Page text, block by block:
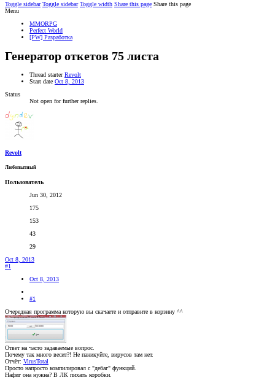
Toggle sidebar Toggle sidebar Toggle width Share this page Share this page
Menu
MMORPG
Perfect World
[PW] Разработка
Генератор откетов 75 листа
Thread starter Revolt
Start date Oct 8, 2013
Status
Not open for further replies.
Revolt
Любопытный
Пользователь
Jun 30, 2012
175
153
43
29
Oct 8, 2013
#1
Oct 8, 2013
#1
Очередная программа которую вы скачаете и отправите в корзину ^^
Ответ на часто задаваемые вопрос.
Почему так много весит?! Не паникуйте, вирусов там нет.
Отчёт: VirusTotal
Просто напросто компилировал с "дебаг" функций.
Нафиг она нужна? В ЛК пихать коробки.